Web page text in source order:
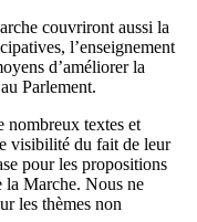
couvriront aussi la
l’enseignement
d’améliorer la
Parlement.
nombreux textes et
visibilité du fait de leur
pour les propositions
la Marche. Nous ne
les thèmes non